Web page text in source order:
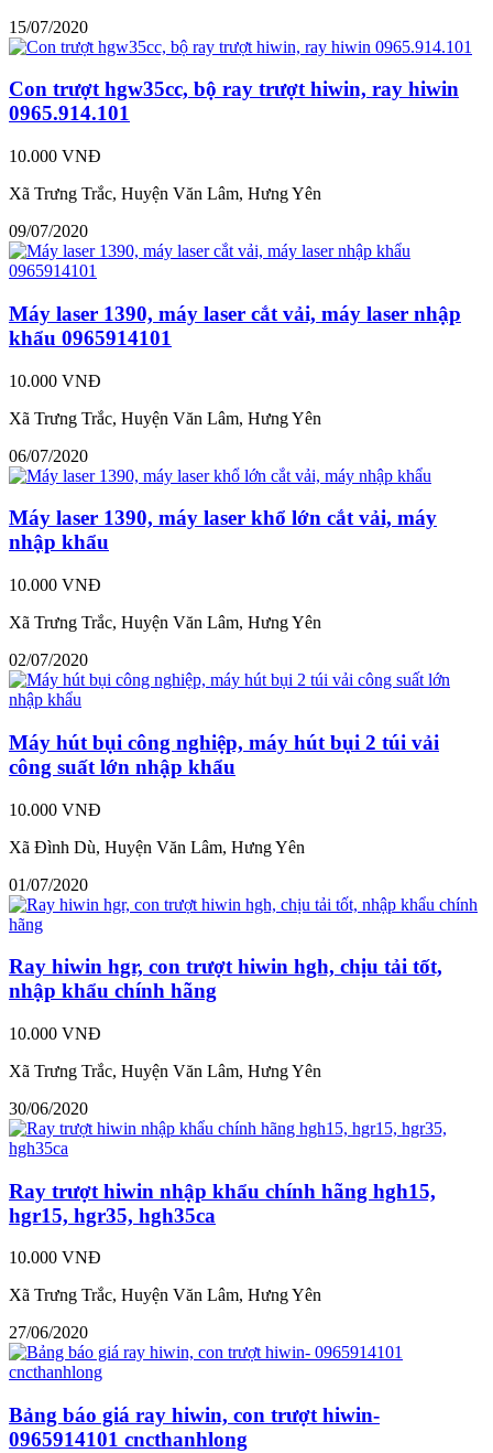
15/07/2020
Con trượt hgw35cc, bộ ray trượt hiwin, ray hiwin
0965.914.101
10.000 VNĐ
Xã Trưng Trắc, Huyện Văn Lâm, Hưng Yên
09/07/2020
Máy laser 1390, máy laser cắt vải, máy laser nhập
khẩu 0965914101
10.000 VNĐ
Xã Trưng Trắc, Huyện Văn Lâm, Hưng Yên
06/07/2020
Máy laser 1390, máy laser khổ lớn cắt vải, máy
nhập khẩu
10.000 VNĐ
Xã Trưng Trắc, Huyện Văn Lâm, Hưng Yên
02/07/2020
Máy hút bụi công nghiệp, máy hút bụi 2 túi vải
công suất lớn nhập khẩu
10.000 VNĐ
Xã Đình Dù, Huyện Văn Lâm, Hưng Yên
01/07/2020
Ray hiwin hgr, con trượt hiwin hgh, chịu tải tốt,
nhập khẩu chính hãng
10.000 VNĐ
Xã Trưng Trắc, Huyện Văn Lâm, Hưng Yên
30/06/2020
Ray trượt hiwin nhập khẩu chính hãng hgh15,
hgr15, hgr35, hgh35ca
10.000 VNĐ
Xã Trưng Trắc, Huyện Văn Lâm, Hưng Yên
27/06/2020
Bảng báo giá ray hiwin, con trượt hiwin-
0965914101 cncthanhlong